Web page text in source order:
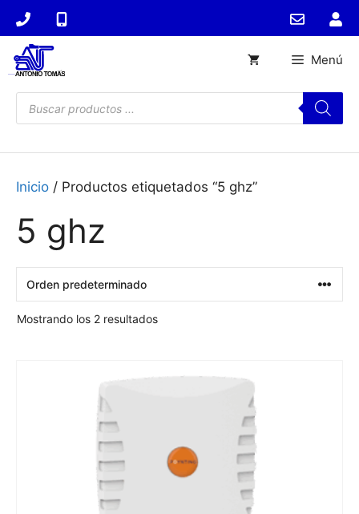
Saltar
contenido
Búsqueda
de
productos
Menú
Inicio / Productos etiquetados “5 ghz”
5 ghz
Mostrando los 2 resultados